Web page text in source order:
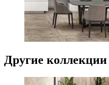
Другие коллекции